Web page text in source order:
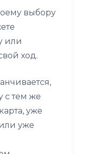
выбору
или
ход.
с тем же
уже
уже